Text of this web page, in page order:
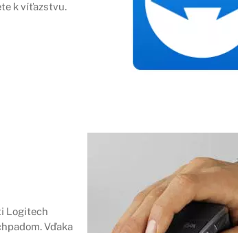
k víťazstvu.
Logitech
Vďaka